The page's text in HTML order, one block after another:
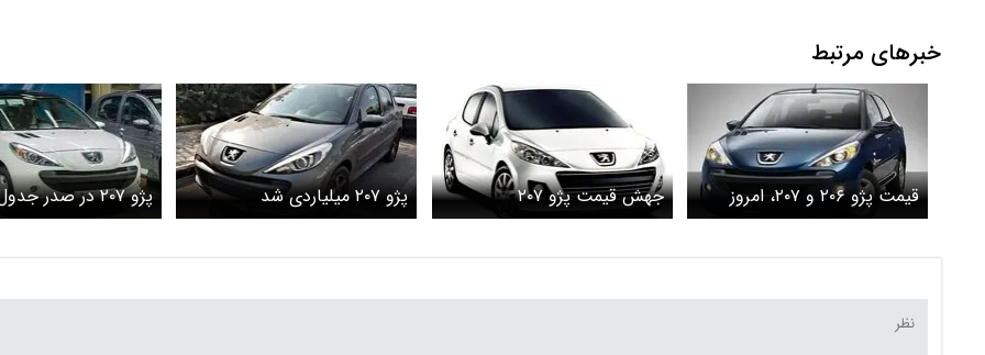
خبرهای مرتبط
قیمت پژو ۲۰۶ و ۲۰۷، امروز
پنج‌شنبه ۲۸ فروردین
جهش قیمت پژو ۲۰۷ پژو ۲۰۷ میلیاردی شد
پژو ۲۰۷ در صدر
قیمت‌ها؛ افزایش